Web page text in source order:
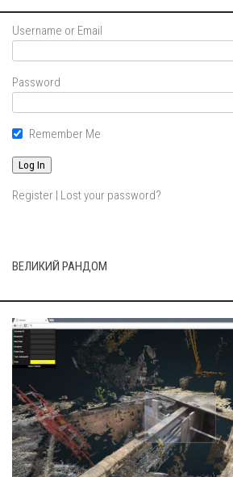
Username or Email
Password
Remember Me
Register | Lost your password?
ВЕЛИКИЙ РАНДОМ